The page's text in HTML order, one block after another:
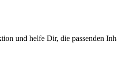
und helfe Dir, die passenden